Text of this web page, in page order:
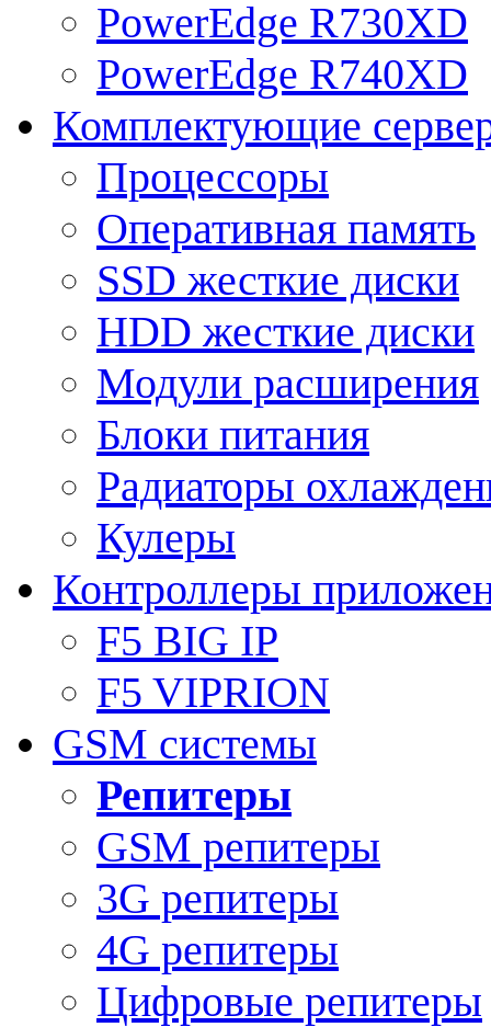
PowerEdge R730XD
PowerEdge R740XD
Комплектующие
Процессоры
Оперативная память
SSD жесткие диски
HDD жесткие диски
Модули расширения
Блоки питания
Радиаторы
Кулеры
Контроллеры
F5 BIG IP
F5 VIPRION
GSM системы
Репитеры
GSM репитеры
3G репитеры
4G репитеры
Цифровые репитеры